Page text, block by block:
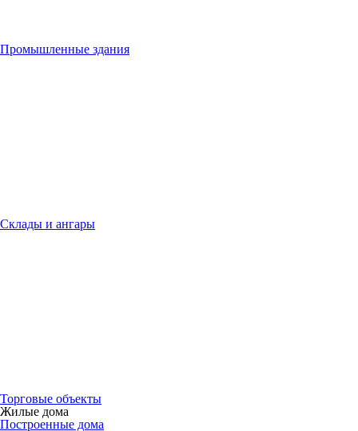
Промышленные здания
Склады и ангары
Торговые объекты
Жилые дома
Построенные дома